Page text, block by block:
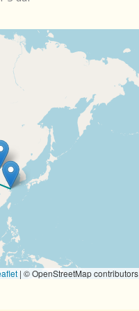
| © OpenStreetMap contributors